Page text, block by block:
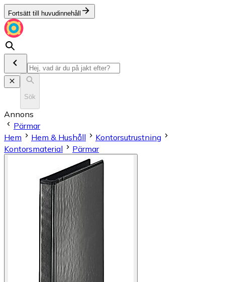
Fortsätt till huvudinnehåll
Sök
Annons
Pärmar
Hem
Hem & Hushåll
Kontorsutrustning
Kontorsmaterial
Pärmar